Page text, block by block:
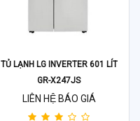
TỦ LẠNH LG INVERTER 601 LÍT
GR-X247JS
LIÊN HỆ BÁO GIÁ